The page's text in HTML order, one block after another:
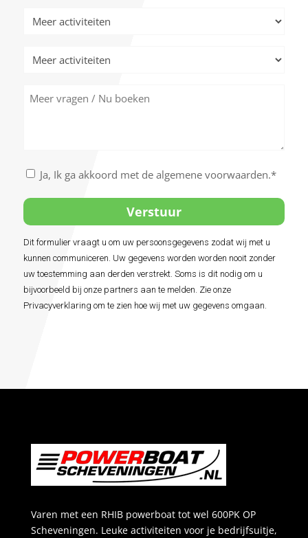
Meer
activiteiten
Meer
activiteiten
Meer
vragen
Akkoord
de
algemene
voorwaarden
*
Ja, Ik ga akkoord met de algemene voorwaarden.*
Dit formulier vraagt u om uw persoonsgegevens zodat wij met u
kunnen communiceren. Uw gegevens worden worden nooit zonder
uw toestemming aan derden verstrekt. Soms is dit nodig om u
bijvoorbeeld bij onze partners aan te melden. Zie onze
Privacyverklaring om te zien hoe wij met uw gegevens omgaan.
Varen met een RHIB powerboat tot wel 600PK OP
Scheveningen. Leuke activiteiten voor je bedrijfsuitje,